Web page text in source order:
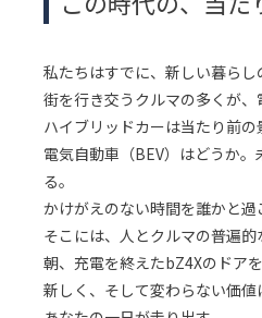
私たちはすでに、新しい暮らし
街を行き交うクルマの多くが、
ハイブリッドカーは当たり前の
電気自動車（BEV）はどうか
る。
かけがえのない時間を誰かと過
そこには、人とクルマの普遍的
朝、充電を終えたbZ4Xのドアを
新しく、そして変わらない価値